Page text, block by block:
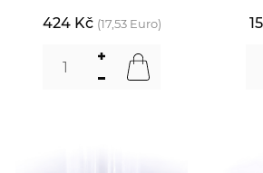
424 Kč (17,53 Euro)